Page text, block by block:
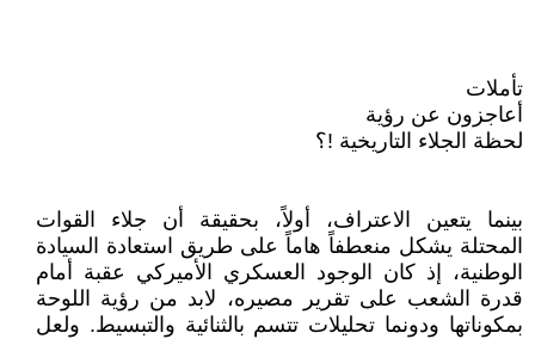
تأملات
أعاجزون عن رؤية
لحظة الجلاء التاريخية !؟
بينما يتعين الاعتراف، أولاً، بحقيقة أن جلاء القوات
المحتلة يشكل منعطفاً هاماً على طريق استعادة السيادة
الوطنية، إذ كان الوجود العسكري الأميركي عقبة أمام
قدرة الشعب على تقرير مصيره، لابد من رؤية اللوحة
بمكوناتها ودونما تحليلات تتسم بالثنائية والتبسيط. ولعل